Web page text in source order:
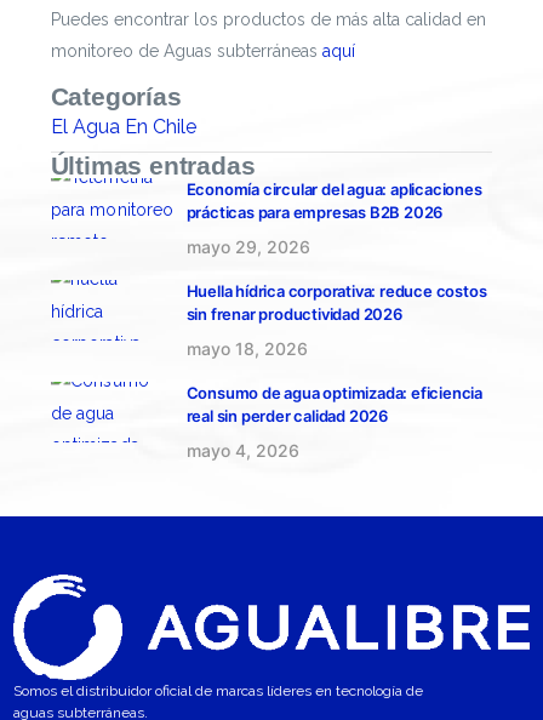
Puedes encontrar los productos de más alta calidad en
monitoreo de Aguas subterráneas aquí
Categorías
El Agua En Chile
Últimas entradas
Economía circular del agua: aplicaciones
prácticas para empresas B2B 2026
mayo 29, 2026
Huella hídrica corporativa: reduce costos
sin frenar productividad 2026
mayo 18, 2026
Consumo de agua optimizada: eficiencia
real sin perder calidad 2026
mayo 4, 2026
Somos el distribuidor oficial de marcas líderes en tecnología de
aguas subterráneas.